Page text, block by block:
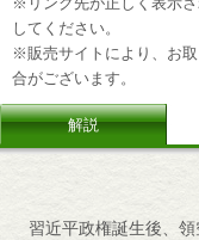
してください。
※販売サイトにより、お
合がございます。
解説
習近平政権誕生後、領